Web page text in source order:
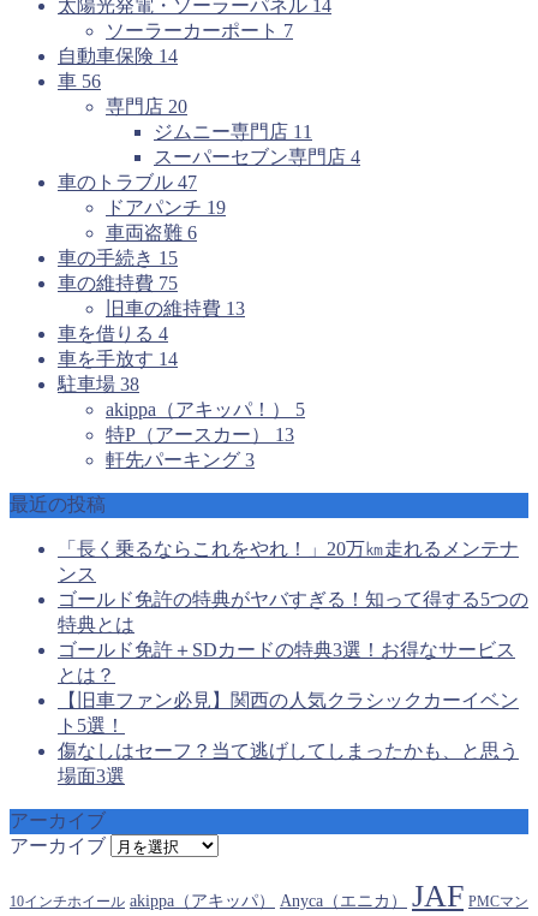
太陽光発電・ソーラーパネル 14
ソーラーカーポート 7
自動車保険 14
車 56
専門店 20
ジムニー専門店 11
スーパーセブン専門店 4
車のトラブル 47
ドアパンチ 19
車両盗難 6
車の手続き 15
車の維持費 75
旧車の維持費 13
車を借りる 4
車を手放す 14
駐車場 38
akippa（アキッパ！） 5
特P（アースカー） 13
軒先パーキング 3
最近の投稿
「長く乗るならこれをやれ！」20万㎞走れるメンテナ
ンス
ゴールド免許の特典がヤバすぎる！知って得する5つの
特典とは
ゴールド免許＋SDカードの特典3選！お得なサービス
とは？
【旧車ファン必見】関西の人気クラシックカーイベン
ト5選！
傷なしはセーフ？当て逃げしてしまったかも、と思う
場面3選
アーカイブ
アーカイブ
10インチホイール akippa（アキッパ） Anyca（エニカ） JAF PMCマン